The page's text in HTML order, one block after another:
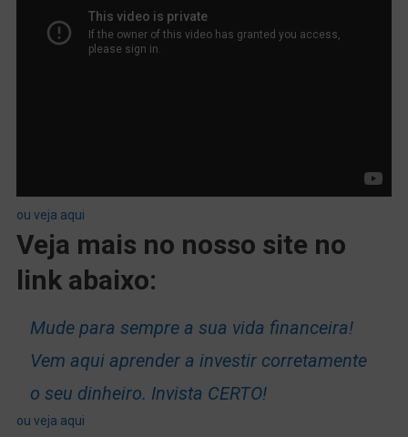
ou veja aqui
Veja mais no nosso site no
link abaixo:
Mude para sempre a sua vida financeira!
Vem aqui aprender a investir corretamente
o seu dinheiro. Invista CERTO!
ou veja aqui